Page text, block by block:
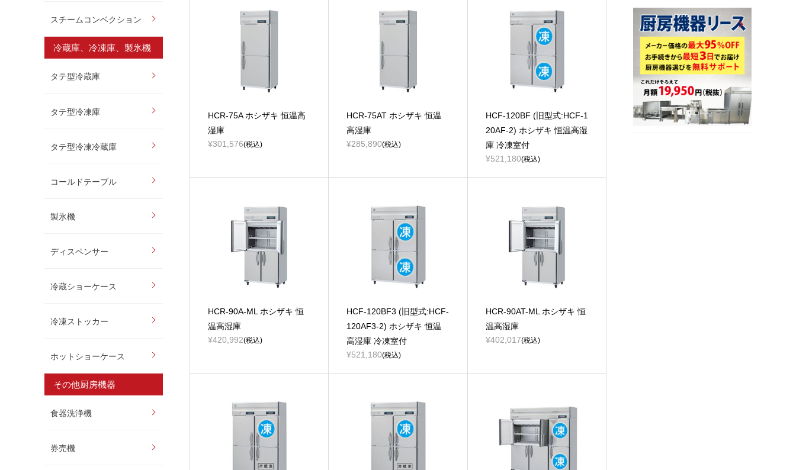
スチームコンベクション
冷蔵庫、冷凍庫、製氷機
タテ型冷蔵庫
タテ型冷凍庫
タテ型冷凍冷蔵庫
コールドテーブル
製氷機
ディスペンサー
冷蔵ショーケース
冷凍ストッカー
ホットショーケース
その他厨房機器
食器洗浄機
券売機
HCR-75A ホシザキ 恒温高
湿庫
¥301,576(税込)
HCR-75AT ホシザキ 恒温
高湿庫
¥285,890(税込)
HCF-120BF (旧型式:HCF-1
20AF-2) ホシザキ 恒温高湿
庫 冷凍室付
¥521,180(税込)
HCR-90A-ML ホシザキ 恒
温高湿庫
¥420,992(税込)
HCF-120BF3 (旧型式:HCF-
120AF3-2) ホシザキ 恒温
高湿庫 冷凍室付
¥521,180(税込)
HCR-90AT-ML ホシザキ 恒
温高湿庫
¥402,017(税込)